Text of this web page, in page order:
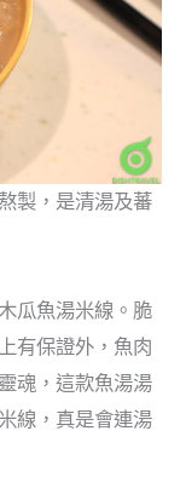
製，是清湯及蕃
瓜魚湯米線。脆
有保證外，魚肉
魂，這款魚湯湯
線，真是會連湯